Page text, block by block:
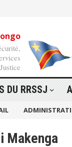
DU RRSSJ
Makenga